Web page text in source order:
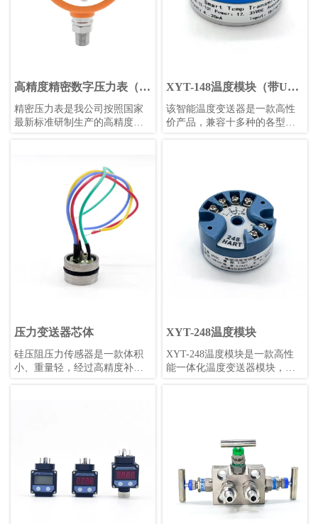
高精度精密数字压力表（白
色表盘）
精密压力表是我公司按照国家
最新标准研制生产的高精度智
XYT-148温度模块（带USB
调试）
​该智能温度变送器是一款高性
价产品，兼容十多种的各型热
安装和误操作；采用增强软件
安全设计，包括独立看门狗、
低压监控复位、多任务调度优
化等功能。全部采用进口元器
件，保证较长的使用寿命和稳
定性。可使用计算机或者手机
进行组态设置，方便快捷。
压力变送器芯体
硅压阻压力传感器是一款体积
小、重量轻，经过高精度补偿
XYT-248温度模块
XYT-248温度模块是一款高性
能一体化温度变送器模块，支
DC1000V，采用4-20mA叠加
HART协议数字通信，支持远程
管理，冷端补偿精度高，数据
刷新快，稳定性强，适用
于-40℃~+85℃的工作环境。模
块外形小巧，安装便捷，抗机